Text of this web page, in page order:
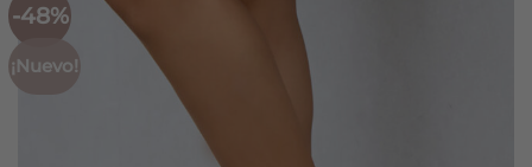
-48%
¡Nuevo!